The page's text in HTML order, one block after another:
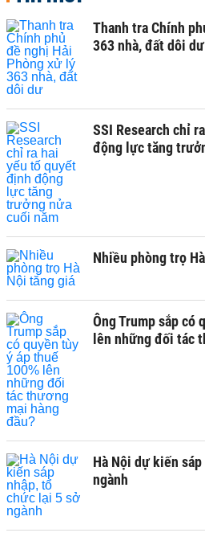
Thanh tra Chính
363 nhà, đất dôi dư
SSI Research chỉ
động lực tăng
Nhiều phòng trọ
Ông Trump sắp có
lên những đối tác
Hà Nội dự kiến
ngành